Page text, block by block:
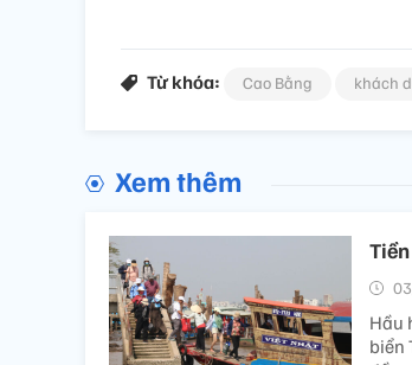
Từ khóa: Cao Bằng khách
Xem thêm
Hầu
biển